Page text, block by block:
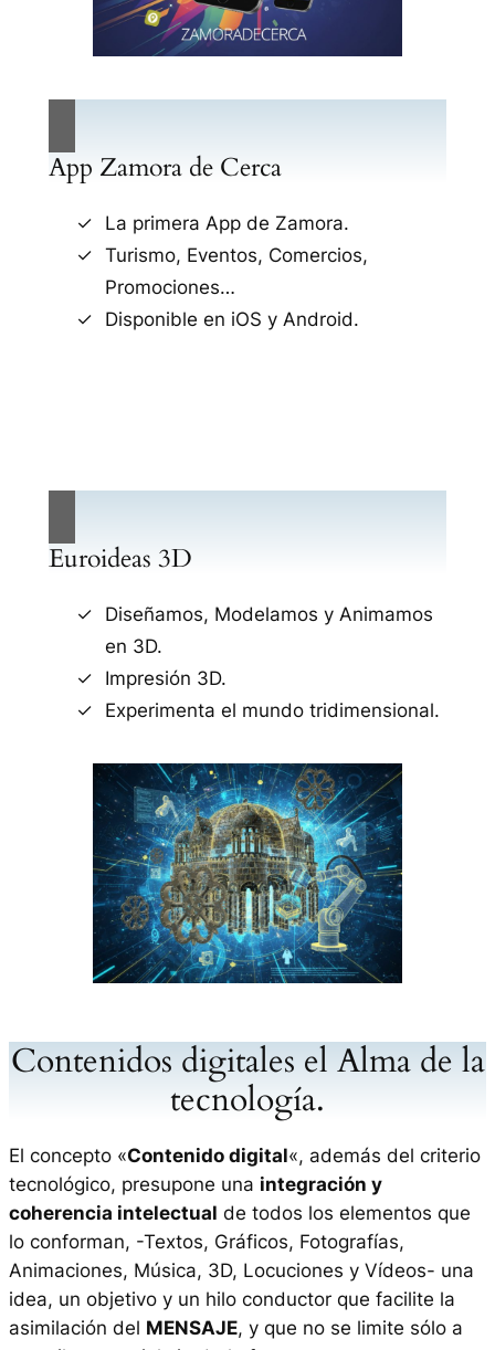
App Zamora de Cerca
La primera App de Zamora.
Turismo, Eventos, Comercios,
Promociones…
Disponible en iOS y Android.
Euroideas 3D
Diseñamos, Modelamos y Animamos
en 3D.
Impresión 3D.
Experimenta el mundo tridimensional.
Contenidos digitales el Alma de la
tecnología.
El concepto «Contenido digital«, además del criterio
tecnológico, presupone una integración y
coherencia intelectual de todos los elementos que
lo conforman, -Textos, Gráficos, Fotografías,
Animaciones, Música, 3D, Locuciones y Vídeos- una
idea, un objetivo y un hilo conductor que facilite la
asimilación del MENSAJE, y que no se limite sólo a